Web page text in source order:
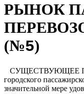
РЫНОК
(№5)
СУЩЕСТВУЮЩЕЕ
городского
значительной мере